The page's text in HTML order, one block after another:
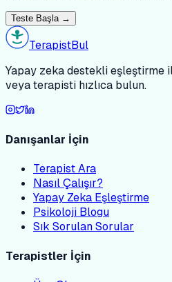
Teste Başla →
TerapistBul
Yapay zeka destekli eşleştirme
veya terapisti hızlıca bulun.
Danışanlar İçin
Terapist Ara
Nasıl Çalışır?
Yapay Zeka Eşleştirme
Psikoloji Blogu
Sık Sorulan Sorular
Terapistler İçin